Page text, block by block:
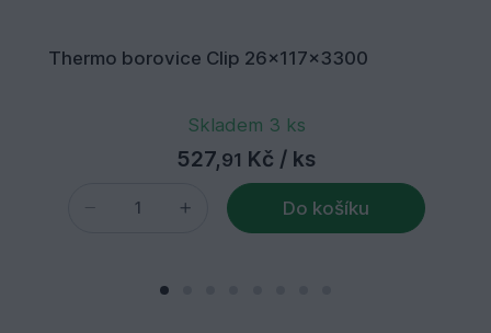
Thermo borovice Clip 26x117x3300
Skladem 3 ks
527,91 Kč / ks
Do košíku